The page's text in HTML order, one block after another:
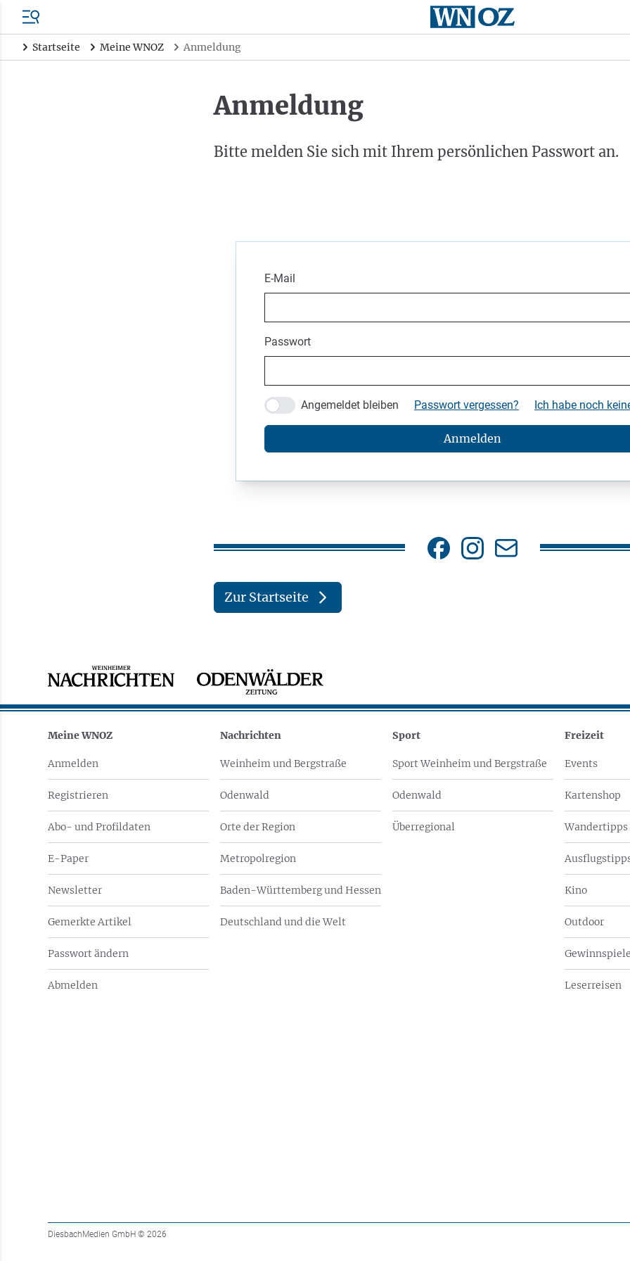
Startseite Meine WNOZ Anmeldung
Anmeldung
Bitte melden Sie sich mit Ihrem persönlichen Passwort an.
E-Mail
Passwort
Angemeldet bleiben Passwort vergessen? Ich habe noch
Anmelden
Zur Startseite
Meine WNOZ
Anmelden
Registrieren
Abo- und Profildaten
E-Paper
Newsletter
Gemerkte Artikel
Passwort ändern
Abmelden
Nachrichten
Weinheim und Bergstraße
Odenwald
Orte der Region
Metropolregion
Baden-Württemberg und Hessen
Deutschland und die Welt
Sport
Sport Weinheim und Bergstraße
Odenwald
Überregional
Freizeit
Events
Kartenshop
Wandertipps
Kino
Outdoor
Gewinnspiele
Leserreisen
DiesbachMedien GmbH © 2026